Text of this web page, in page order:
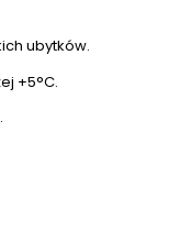
ubytków.
+5°C.